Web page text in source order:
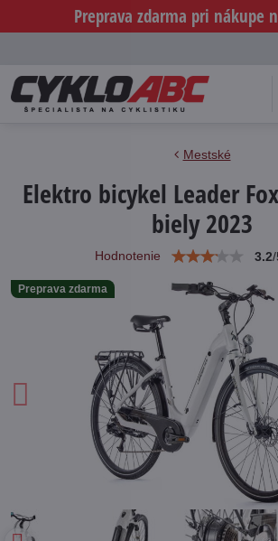
Preprava zdarma pri nákupe
Preprava zdarma
Mestské
Elektro bicykel Leader
biely 2023
Hodnotenie 3.2/